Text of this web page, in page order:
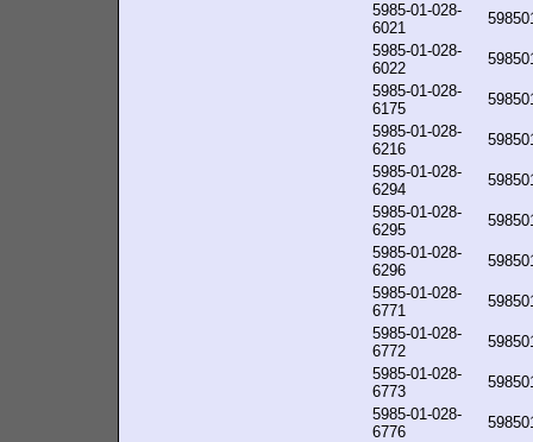
5985-01-028-
6021
5985-01-028-
6022
5985-01-028-
6175
5985-01-028-
6216
5985-01-028-
6294
5985-01-028-
6295
5985-01-028-
6296
5985-01-028-
6771
5985-01-028-
6772
5985-01-028-
6773
5985-01-028-
6776